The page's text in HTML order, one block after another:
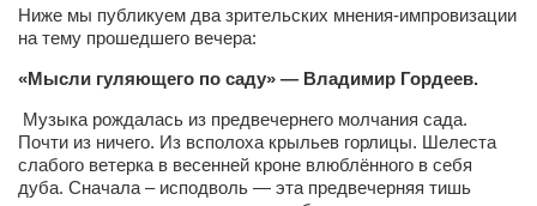
Елена Мельник
Вера Паненко
Семён Салатенко
Сергей Шепилов
Актёры
Ниже мы публикуем два зрительских мнения-импровизации
на тему прошедшего вечера:
«Мысли гуляющего по саду» — Владимир Гордеев.
Музыка рождалась из предвечернего молчания сада.
Почти из ничего. Из всполоха крыльев горлицы. Шелеста
слабого ветерка в весенней кроне влюблённого в себя
дуба. Сначала – исподволь — эта предвечерняя тишь